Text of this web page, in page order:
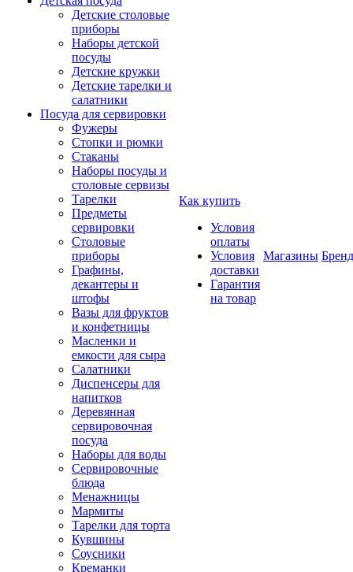
Детские столовые
приборы
Наборы детской
посуды
Детские кружки
Детские тарелки и
салатники
Посуда для сервировки
Фужеры
Стопки и рюмки
Стаканы
Наборы посуды и
столовые сервизы
Тарелки
Предметы
сервировки
Столовые
приборы
Графины,
декантеры и
штофы
Вазы для фруктов
и конфетницы
Масленки и
емкости для сыра
Салатники
Диспенсеры для
напитков
Деревянная
сервировочная
посуда
Наборы для воды
Сервировочные
блюда
Менажницы
Мармиты
Тарелки для торта
Кувшины
Соусники
Креманки
Как купить
Условия
оплаты
Условия
доставки
Гарантия
на товар
Магазины